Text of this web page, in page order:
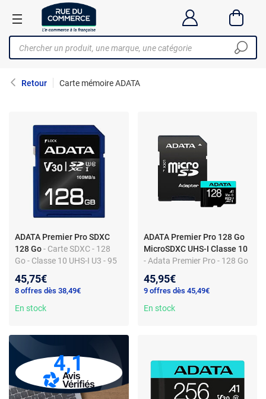
Retour Carte mémoire ADATA
ADATA Premier Pro SDXC
128 Go- Carte SDXC - 128
Go - Classe 10 UHS-I U3 - 95
écriture
45,75€
8 offres dès 38,49€
En stock
ADATA Premier Pro 128 Go
MicroSDXC UHS-I Classe 10
- Adata Premier Pro - 128 Go
45,95€
9 offres dès 45,49€
En stock
4,1